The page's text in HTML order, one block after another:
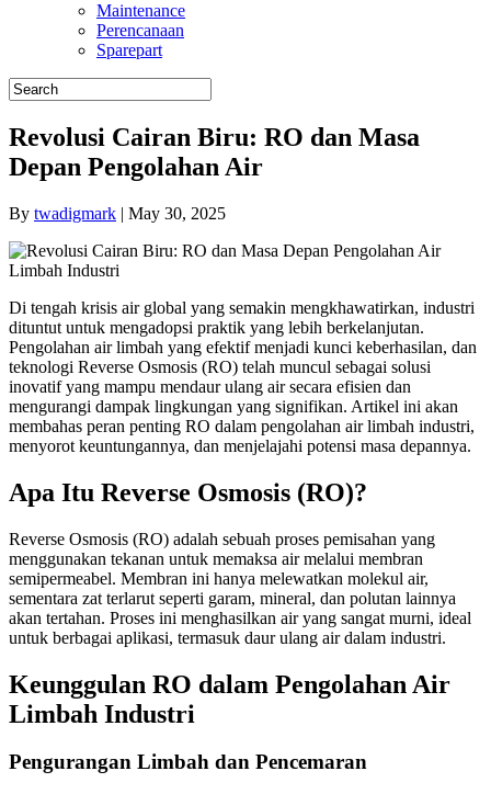
Maintenance
Perencanaan
Sparepart
Revolusi Cairan Biru: RO dan Masa
Depan Pengolahan Air
By twadigmark | May 30, 2025
Di tengah krisis air global yang semakin mengkhawatirkan, industri
dituntut untuk mengadopsi praktik yang lebih berkelanjutan.
Pengolahan air limbah yang efektif menjadi kunci keberhasilan, dan
teknologi Reverse Osmosis (RO) telah muncul sebagai solusi
inovatif yang mampu mendaur ulang air secara efisien dan
mengurangi dampak lingkungan yang signifikan. Artikel ini akan
membahas peran penting RO dalam pengolahan air limbah industri,
menyorot keuntungannya, dan menjelajahi potensi masa depannya.
Apa Itu Reverse Osmosis (RO)?
Reverse Osmosis (RO) adalah sebuah proses pemisahan yang
menggunakan tekanan untuk memaksa air melalui membran
semipermeabel. Membran ini hanya melewatkan molekul air,
sementara zat terlarut seperti garam, mineral, dan polutan lainnya
akan tertahan. Proses ini menghasilkan air yang sangat murni, ideal
untuk berbagai aplikasi, termasuk daur ulang air dalam industri.
Keunggulan RO dalam Pengolahan Air
Limbah Industri
Pengurangan Limbah dan Pencemaran